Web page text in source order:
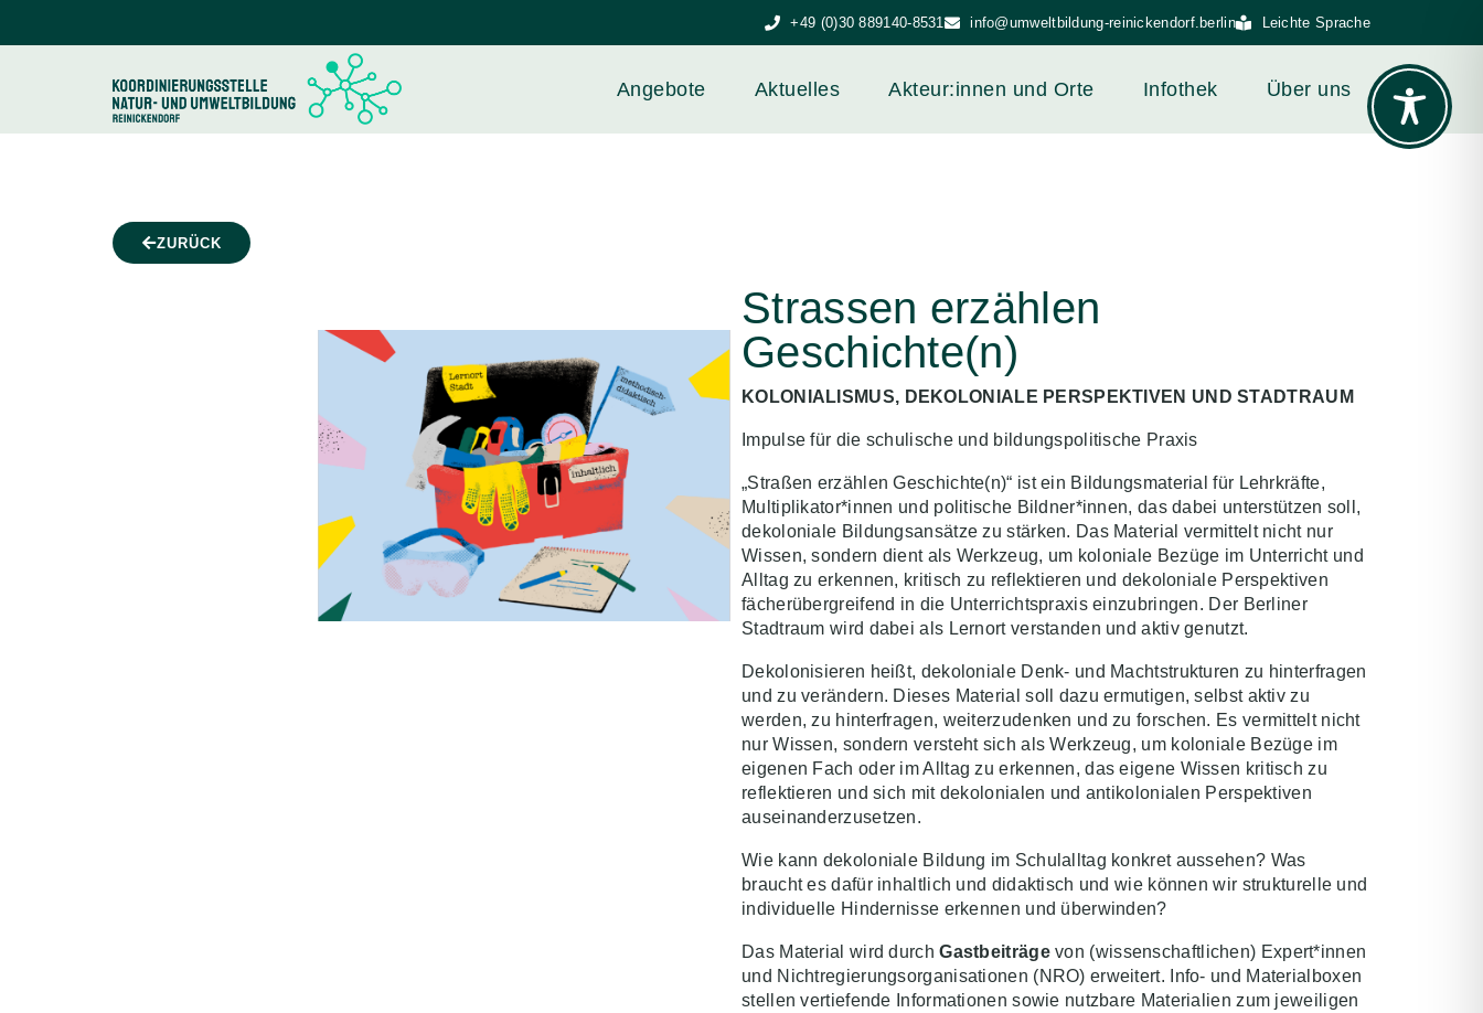
+49 (0)30 889140-8531 info@umweltbildung-reinickendorf.berlin Leichte Sprache
Angebote Aktuelles Akteur:innen und Orte Infothek Über uns
ZURÜCK
Strassen erzählen
Geschichte(n)
KOLONIALISMUS, DEKOLONIALE PERSPEKTIVEN UND STADTRAUM
Impulse für die schulische und bildungspolitische Praxis
„Straßen erzählen Geschichte(n)“ ist ein Bildungsmaterial für Lehrkräfte,
Multiplikator*innen und politische Bildner*innen, das dabei unterstützen soll,
dekoloniale Bildungsansätze zu stärken. Das Material vermittelt nicht nur
Wissen, sondern dient als Werkzeug, um koloniale Bezüge im Unterricht und
Alltag zu erkennen, kritisch zu reflektieren und dekoloniale Perspektiven
fächerübergreifend in die Unterrichtspraxis einzubringen. Der Berliner
Stadtraum wird dabei als Lernort verstanden und aktiv genutzt.
Dekolonisieren heißt, dekoloniale Denk- und Machtstrukturen zu hinterfragen
und zu verändern. Dieses Material soll dazu ermutigen, selbst aktiv zu
werden, zu hinterfragen, weiterzudenken und zu forschen. Es vermittelt nicht
nur Wissen, sondern versteht sich als Werkzeug, um koloniale Bezüge im
eigenen Fach oder im Alltag zu erkennen, das eigene Wissen kritisch zu
reflektieren und sich mit dekolonialen und antikolonialen Perspektiven
auseinanderzusetzen.
Wie kann dekoloniale Bildung im Schulalltag konkret aussehen? Was
braucht es dafür inhaltlich und didaktisch und wie können wir strukturelle und
individuelle Hindernisse erkennen und überwinden?
Das Material wird durchGastbeiträgevon (wissenschaftlichen) Expert*innen
und Nichtregierungsorganisationen (NRO) erweitert. Info- und Materialboxen
stellen vertiefende Informationen sowie nutzbare Materialien zum jeweiligen